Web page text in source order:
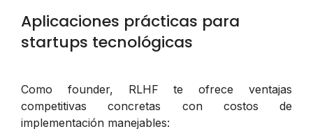
Aplicaciones prácticas para
startups tecnológicas
Como founder, RLHF te ofrece ventajas
competitivas concretas con costos de
implementación manejables: